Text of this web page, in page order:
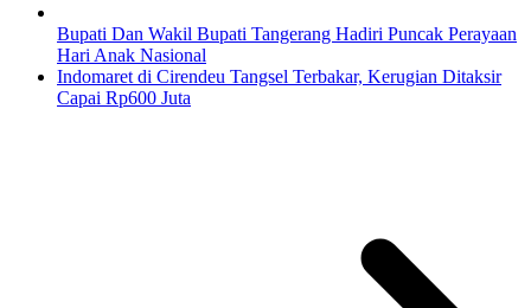
Bupati Dan Wakil Bupati Tangerang Hadiri Puncak Perayaan
Hari Anak Nasional
Indomaret di Cirendeu Tangsel Terbakar, Kerugian Ditaksir
Capai Rp600 Juta